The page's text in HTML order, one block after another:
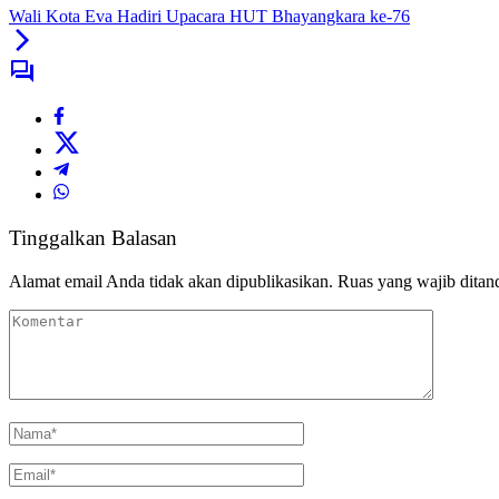
Wali Kota Eva Hadiri Upacara HUT Bhayangkara ke-76
Tinggalkan Balasan
Alamat email Anda tidak akan dipublikasikan. Ruas yang wajib